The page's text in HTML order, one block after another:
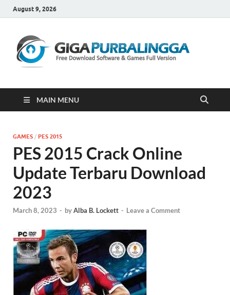
August 9, 2026
MAIN MENU
GAMES / PES 2015
PES 2015 Crack Online
Update Terbaru Download
2023
March 8, 2023 - byAlba B. Lockett - Leave a Comment